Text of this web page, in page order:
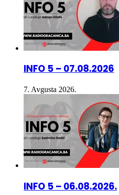
INFO 5 – 07.08.2026
7. Avgusta 2026.
INFO 5 – 06.08.2026.
6. Avgusta 2026.